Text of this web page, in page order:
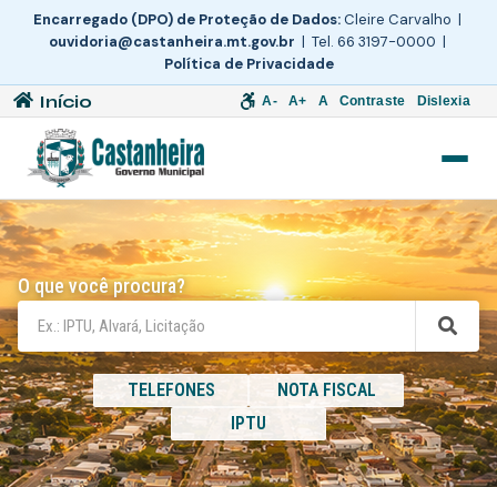
Encarregado (DPO) de Proteção de Dados:Cleire Carvalho |
ouvidoria@castanheira.mt.gov.br | Tel. 66 3197-0000 |
Política de Privacidade
Início A- A+ A Contraste Dislexia
O que você procura?
TELEFONES
NOTA FISCAL
IPTU